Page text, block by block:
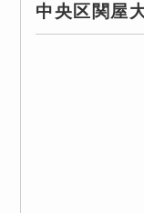
中央区関屋